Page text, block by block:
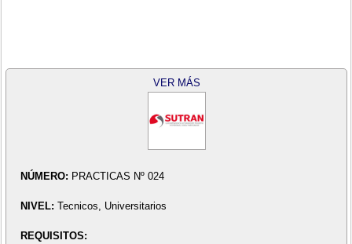
VER MÁS
NÚMERO: PRACTICAS Nº 024
NIVEL: Tecnicos, Universitarios
REQUISITOS: